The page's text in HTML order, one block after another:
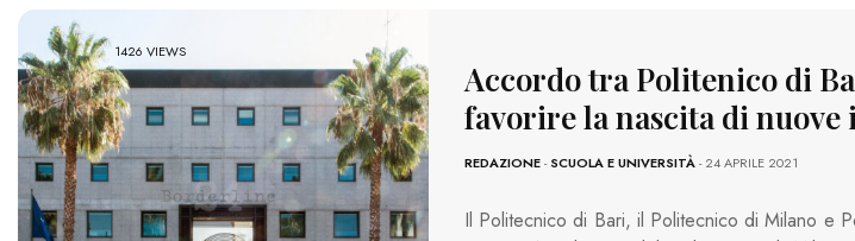
1426 VIEWS
Accordo tra Politenico di
favorire la nascita di
REDAZIONE-SCUOLA E UNIVERSITÀ- 24 APRILE 2021
Il Politecnico di Bari, il Politecnico di Milano e